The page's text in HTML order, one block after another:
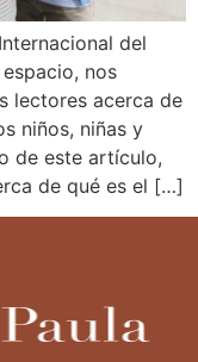
del
nos
lectores acerca de
niños, niñas y
de este artículo,
de qué es el […]